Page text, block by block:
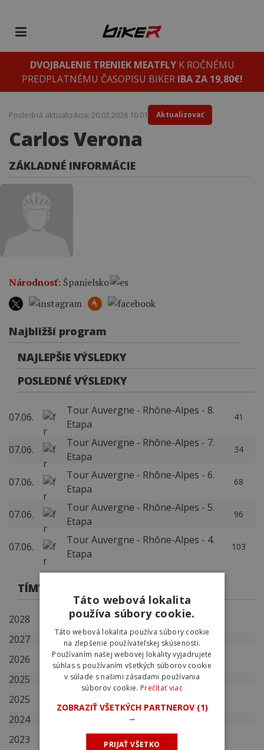
DVOJBALENIE TRENIEK MEATFLYK ROČNÉMU
PREDPLATNÉMU ČASOPISU BIKER IBA ZA 19,80€!
Carlos Verona
Posledná aktualizácia: 20.03.2026 16:01 Aktualizovať
ZÁKLADNÉ INFORMÁCIE
Národnosť: Španielsko
Najbližší program
POSLEDNÉ VÝSLEDKY
07.06.
Tour Auvergne - Rhône-Alpes - 8.
Etapa
41
07.06.
Tour Auvergne - Rhône-Alpes - 7.
Etapa
34
07.06.
Tour Auvergne - Rhône-Alpes - 6.
Etapa
68
07.06.
Tour Auvergne - Rhône-Alpes - 5.
Etapa
96
07.06.
Tour Auvergne - Rhône-Alpes - 4.
Etapa
103
TÍMY
2028
Lidl - Trek
2027
Lidl - Trek
2026
Lidl - Trek
2025
Lidl - Trek
2025
2024
2023
Movistar Team
NAJLEPŠIE VÝSLEDKY
Táto webová lokalita
používa súbory cookie.
Táto webová lokalita používa súbory cookie
na zlepšenie používateľskej skúsenosti.
Používaním našej webovej lokality vyjadrujete
súhlas s používaním všetkých súborov cookie
v súlade s našimi zásadami používania
súborov cookie. Prečítať viac
ZOBRAZIŤ VŠETKÝCH PARTNEROV (1)
→
PRIJAŤ VŠETKO